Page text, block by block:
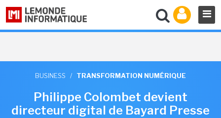
BUSINESS / TRANSFORMATION NUMÉRIQUE
Philippe Colombet devient
directeur digital de Bayard Presse